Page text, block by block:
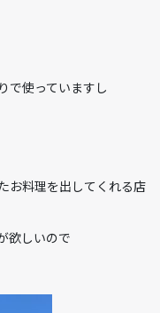
で使っていますし
お料理を出してくれる店
欲しいので